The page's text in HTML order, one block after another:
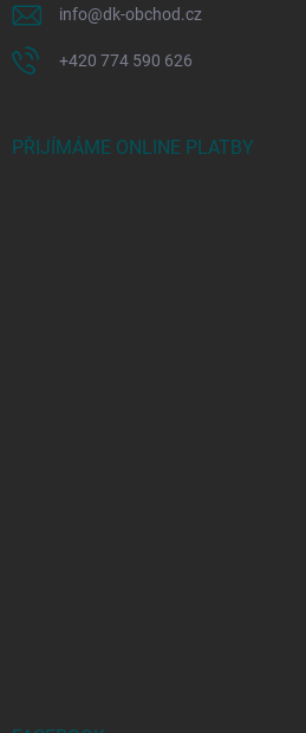
info@dk-obchod.cz
+420 774 590 626
PŘIJÍMÁME ONLINE PLATBY